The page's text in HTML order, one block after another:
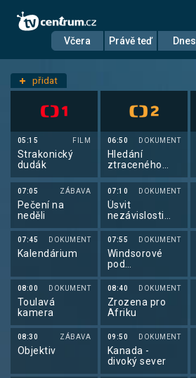
Včera Právě teď Dnes
Datum
Nastavení stanic
přidat
05:15 FILM
Strakonický
dudák
07:05 ZÁBAVA
Pečení na
neděli
07:45 DOKUMENT
Kalendárium
08:00 DOKUMENT
Toulavá
kamera
08:30 ZÁBAVA
Objektiv
06:50 DOKUMENT
Hledání
ztraceného
času
07:10 DOKUMENT
Úsvit
nezávislosti
(2/2)
07:55 DOKUMENT
Windsorové
pod
drobnohledem
(2/5)
08:40 DOKUMENT
Zrozena pro
Afriku
09:50 DOKUMENT
Kanada -
divoký sever